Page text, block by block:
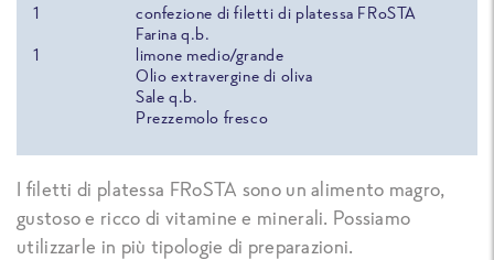
1
confezione di filetti di platessa FRoSTA
Farina q.b.
1
limone medio/grande
Olio extravergine di oliva
Sale q.b.
Prezzemolo fresco
I filetti di platessa FRoSTA sono un alimento magro,
gustoso e ricco di vitamine e minerali. Possiamo
utilizzarle in più tipologie di preparazioni.